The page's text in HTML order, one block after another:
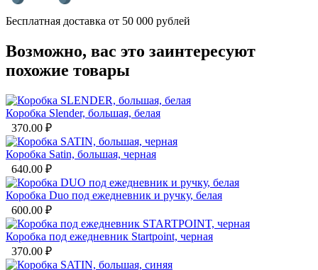
Бесплатная доставка от 50 000 рублей
Возможно, вас это заинтересуют
похожие товары
Коробка Slender, большая, белая
370.00 ₽
Коробка Satin, большая, черная
640.00 ₽
Коробка Duo под ежедневник и ручку, белая
600.00 ₽
Коробка под ежедневник Startpoint, черная
370.00 ₽